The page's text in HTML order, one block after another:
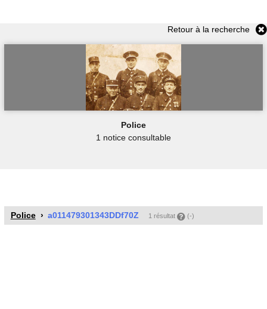
Retour à la recherche
Police
1 notice consultable
Police a011479301343DDf70Z 1 résultat (-)